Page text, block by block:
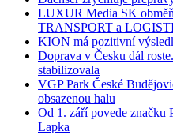
LUXUR Media SK
TRANSPORT a
KION má pozitivní
Doprava v Česku dál
stabilizovala
VGP Park České
obsazenou halu
Od 1. září povede značku
Lapka